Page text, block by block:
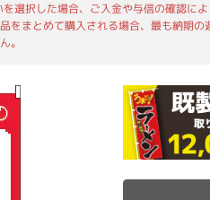
選択した場合、ご入金や与信の確認に
まとめて購入される場合、最も納期の
。